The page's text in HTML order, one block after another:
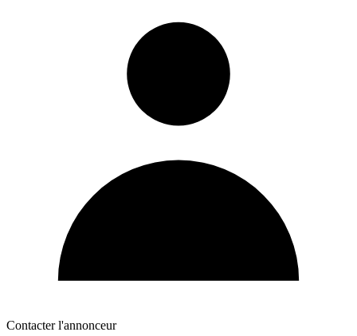
Contacter l'annonceur